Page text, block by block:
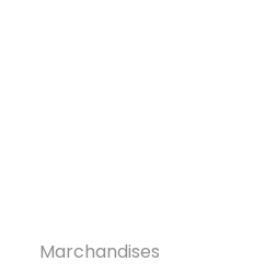
Marchandises